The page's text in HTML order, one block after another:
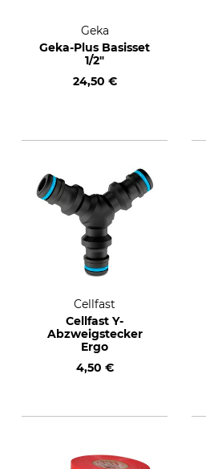
Geka
Geka-Plus Basisset
1/2"
24,50 €
Cellfast
Cellfast Y-
Abzweigstecker
Ergo
4,50 €